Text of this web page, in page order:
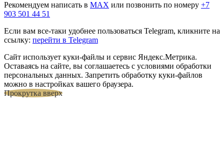
Рекомендуем написать в MAX или позвонить по номеру +7
903 501 44 51
Если вам все-таки удобнее пользоваться Telegram, кликните на
ссылку: перейти в Telegram
Сайт использует куки-файлы и сервис Яндекс.Метрика.
Оставаясь на сайте, вы соглашаетесь с условиями обработки
персональных данных. Запретить обработку куки-файлов
можно в настройках вашего браузера.
Прокрутка вверх